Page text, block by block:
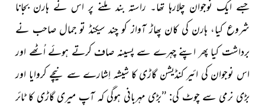
جسے ایک نوجوان چلارہا تھا۔ راستہ بند ملنے پر اس نے ہارن بجانا
شروع کیا، ہارن کی کان پھاڑ آواز کو چند سیکنڈ تو جمال صاحب نے
برداشت کیا پھر اپنے چہرے سے پسینہ صاف کرتے ہوئے اُٹھے اور
اس نوجوان کی ائیر کنڈیشن گاڑی کا شیشہ اِشارے سے نیچے کروایا اور
بڑی نرمی سے چوٹ کی: ’’بڑی مہربانی ہوگی کہ آپ میری گاڑی کا ٹائر